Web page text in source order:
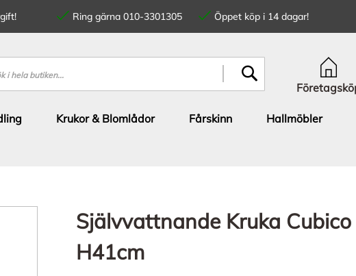
Ring gärna 010-3301305
Öppet köp i 14 dagar!
Krukor & Blomlådor Fårskinn Hallmöbler
Självvattnande Kruka
H41cm